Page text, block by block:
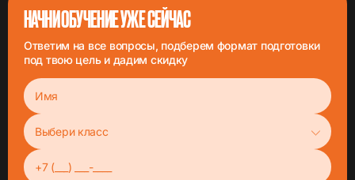
НАЧНИ ОБУЧЕНИЕ УЖЕ СЕЙЧАС
Ответим на все вопросы, подберем формат подготовки
под твою цель и дадим скидку